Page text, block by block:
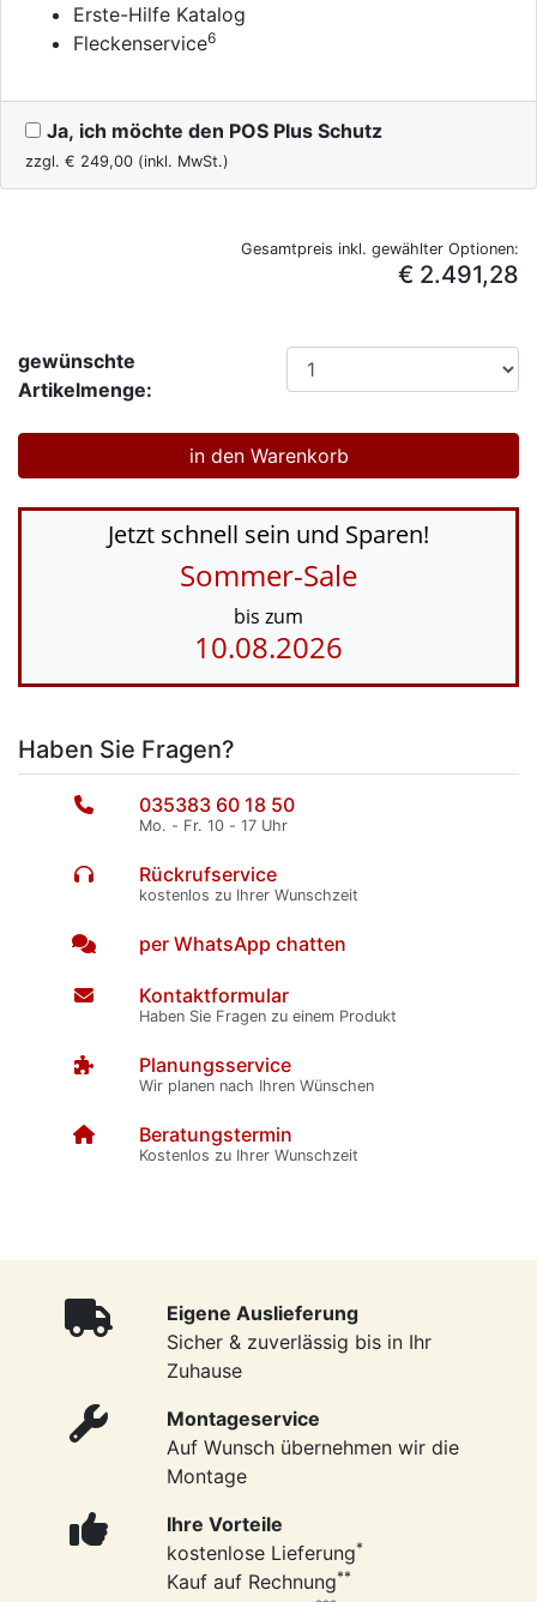
Erste-Hilfe Katalog
Fleckenservice6
Ja, ich möchte den POS Plus Schutz
zzgl. € 249,00 (inkl. MwSt.)
Gesamtpreis inkl. gewählter Optionen:
€ 2.491,28
gewünschte
Artikelmenge:
Jetzt schnell sein und Sparen!
Sommer-Sale
bis zum
10.08.2026
Haben Sie Fragen?
035383 60 18 50
Mo. - Fr. 10 - 17 Uhr
Rückrufservice
kostenlos zu Ihrer Wunschzeit
per WhatsApp chatten
Kontaktformular
Haben Sie Fragen zu einem Produkt
Planungsservice
Wir planen nach Ihren Wünschen
Beratungstermin
Kostenlos zu Ihrer Wunschzeit
Eigene Auslieferung
Sicher & zuverlässig bis in Ihr
Zuhause
Montageservice
Auf Wunsch übernehmen wir die
Montage
Ihre Vorteile
kostenlose Lieferung*
Kauf auf Rechnung**